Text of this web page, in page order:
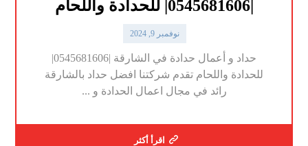
|0545681606| للحدادة واللحام
نوفمبر 9, 2024
للحدادة واللحام تقدم شركتنا افضل حداد بالشارقة
رائد في مجال اعمال الحدادة و ...
اقرأ أكثر